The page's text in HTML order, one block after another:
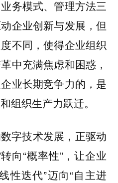
务模式、管理方法三
企业创新与发展，但
不同，使得企业组织
中充满焦虑和困惑，
业长期竞争力的，是
组织生产力跃迁。
字技术发展，正驱动
向“概率性”，让企业
性迭代”迈向“自主进